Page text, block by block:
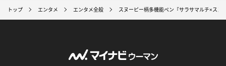
トップ エンタメ エンタメ全般 スヌーピー柄多機能ペン『サラサマルチ×スヌ